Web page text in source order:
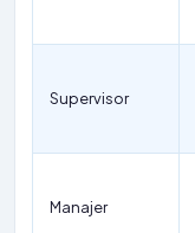
Supervisor
Manajer